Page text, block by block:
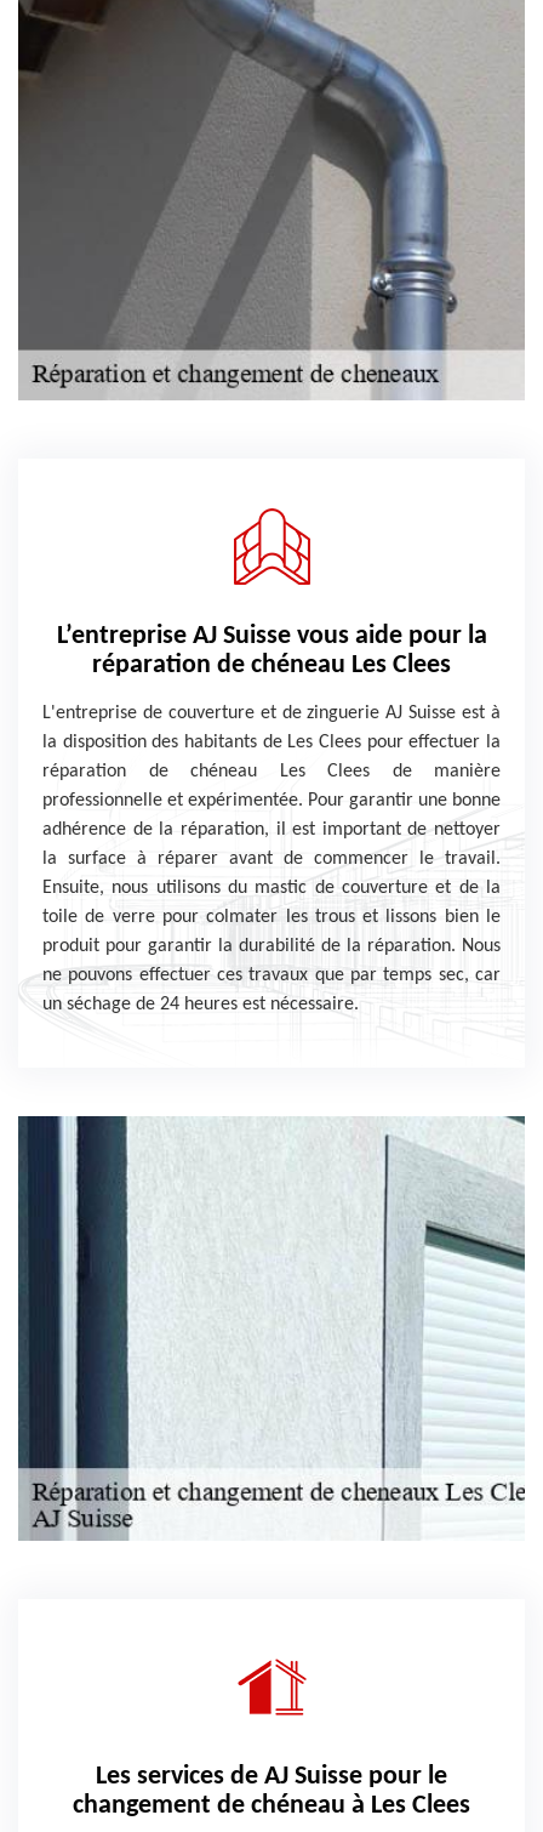
L’entreprise AJ Suisse vous aide pour la
réparation de chéneau Les Clees
L'entreprise de couverture et de zinguerie AJ Suisse est à
la disposition des habitants de Les Clees pour effectuer la
réparation de chéneau Les Clees de manière
professionnelle et expérimentée. Pour garantir une bonne
adhérence de la réparation, il est important de nettoyer
la surface à réparer avant de commencer le travail.
Ensuite, nous utilisons du mastic de couverture et de la
toile de verre pour colmater les trous et lissons bien le
produit pour garantir la durabilité de la réparation. Nous
ne pouvons effectuer ces travaux que par temps sec, car
un séchage de 24 heures est nécessaire.
Les services de AJ Suisse pour le
changement de chéneau à Les Clees